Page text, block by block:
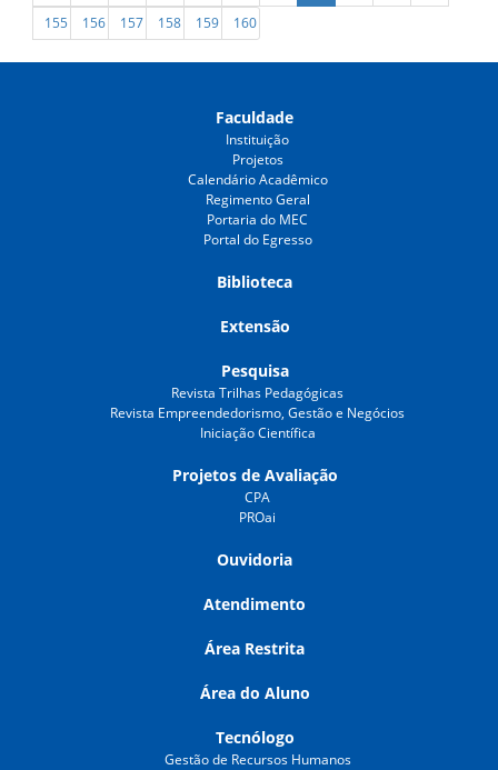
155
156 157 158 159 160
Faculdade
Instituição
Projetos
Calendário Acadêmico
Regimento Geral
Portaria do MEC
Portal do Egresso
Biblioteca
Extensão
Pesquisa
Revista Trilhas Pedagógicas
Revista Empreendedorismo, Gestão e Negócios
Iniciação Científica
Projetos de Avaliação
CPA
PROai
Ouvidoria
Atendimento
Área Restrita
Área do Aluno
Tecnólogo
Gestão de Recursos Humanos